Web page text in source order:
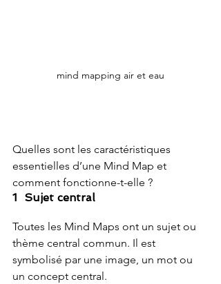
mind mapping air et eau
Quelles sont les caractéristiques
essentielles d’une Mind Map et
comment fonctionne-t-elle ?
1  Sujet central
Toutes les Mind Maps ont un sujet ou
thème central commun. Il est
symbolisé par une image, un mot ou
un concept central.